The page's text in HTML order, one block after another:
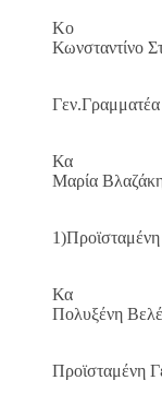
Κο
Κωνσταντίνο
Κα
Μαρία
Κα
Πολυξένη
Προϊσταμένη